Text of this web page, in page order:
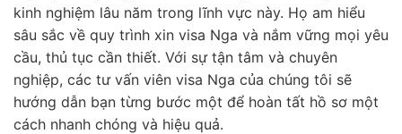
kinh nghiệm lâu năm trong lĩnh vực này. Họ am hiểu
sâu sắc về quy trình xin visa Nga và nắm vững mọi yêu
cầu, thủ tục cần thiết. Với sự tận tâm và chuyên
nghiệp, các tư vấn viên visa Nga của chúng tôi sẽ
hướng dẫn bạn từng bước một để hoàn tất hồ sơ một
cách nhanh chóng và hiệu quả.